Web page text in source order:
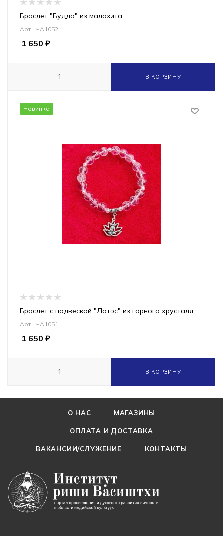
Браслет "Будда" из малахита
Арт.: ЧА1052
1 650 ₽
В КОРЗИНУ
Новинка
Браслет с подвеской "Лотос" из горного хрусталя
Арт.: ЧА1051
1 650 ₽
В КОРЗИНУ
О НАС МАГАЗИНЫ
ОПЛАТА И ДОСТАВКА
ВАКАНСИИ/СЛУЖЕНИЕ КОНТАКТЫ